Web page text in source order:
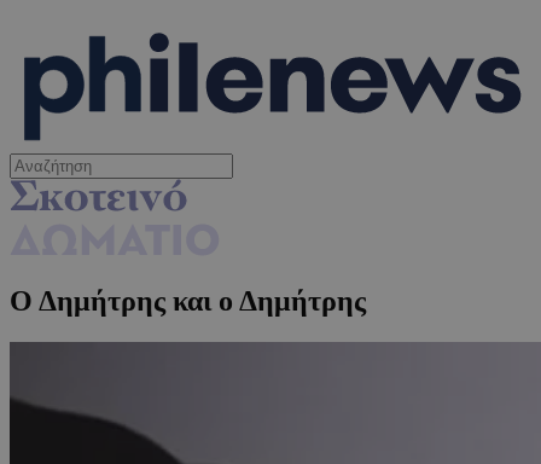
Ο Δημήτρης και ο Δημήτρης